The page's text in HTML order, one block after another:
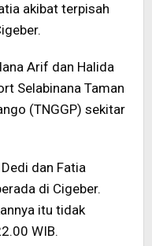
akibat terpisah
Arif dan Halida
Selabinana Taman
(TNGGP) sekitar
dan Fatia
di Cigeber.
itu tidak
WIB.